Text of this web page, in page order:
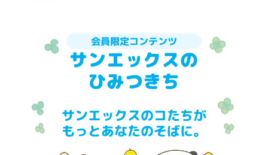
会員限定コンテンツ
サンエックスの
ひみつきち
サンエックスのコたちが
もっとあなたのそばに。